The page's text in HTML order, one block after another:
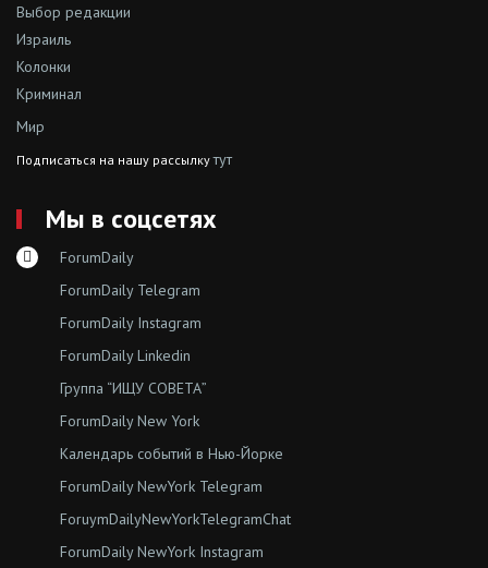
Выбор редакции
Израиль
Колонки
Криминал
Мир
Подписаться на нашу рассылкутут
Мы в соцсетях
ForumDaily
ForumDaily Telegram
ForumDaily Instagram
ForumDaily Linkedin
Группа “ИЩУ СОВЕТА”
ForumDaily New York
Календарь событий в Нью-Йорке
ForumDaily NewYork Telegram
ForuymDailyNewYorkTelegramChat
ForumDaily NewYork Instagram